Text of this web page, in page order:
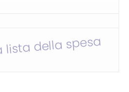
della spesa